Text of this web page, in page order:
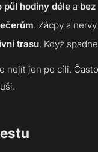
půl hodiny déle a
. Zácpy a
trasu. Když
nejít jen po cíli.